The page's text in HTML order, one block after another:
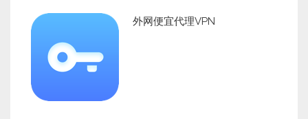
外网便宜代理VPN